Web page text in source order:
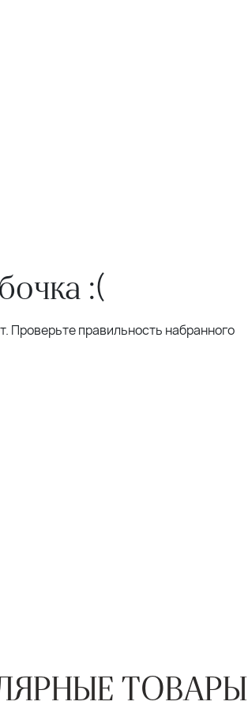
:(
Проверьте правильность набранного
ТОВАРЫ